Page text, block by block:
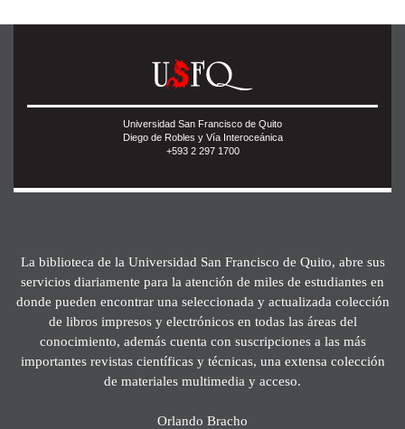
Universidad San Francisco de Quito
Diego de Robles y Vía Interoceánica
+593 2 297 1700
La biblioteca de la Universidad San Francisco de Quito, abre sus
servicios diariamente para la atención de miles de estudiantes en
donde pueden encontrar una seleccionada y actualizada colección
de libros impresos y electrónicos en todas las áreas del
conocimiento, además cuenta con suscripciones a las más
importantes revistas científicas y técnicas, una extensa colección
de materiales multimedia y acceso.
Orlando Bracho